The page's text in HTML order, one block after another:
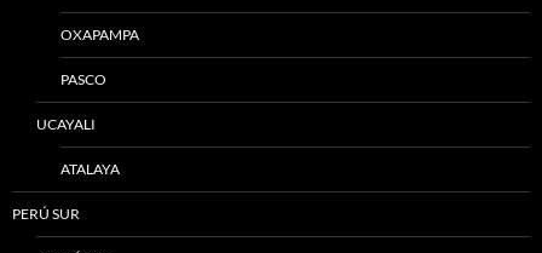
OXAPAMPA
PASCO
UCAYALI
ATALAYA
PERÚ SUR